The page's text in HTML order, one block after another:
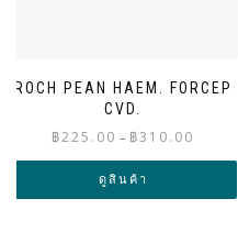
ROCH PEAN HAEM. FORCEP
CVD.
฿225.00 – ฿310.00
range:
through
ดูสินค้า